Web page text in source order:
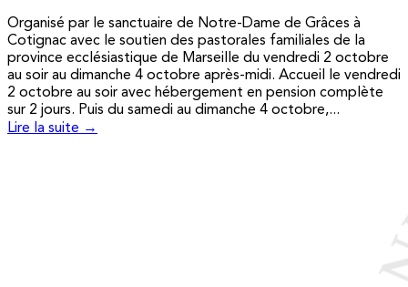
Organisé par le sanctuaire de Notre-Dame de Grâces à
Cotignac avec le soutien des pastorales familiales de la
province ecclésiastique de Marseille du vendredi 2 octobre
au soir au dimanche 4 octobre après-midi. Accueil le vendredi
2 octobre au soir avec hébergement en pension complète
sur 2 jours. Puis du samedi au dimanche 4 octobre,...
Lire la suite →